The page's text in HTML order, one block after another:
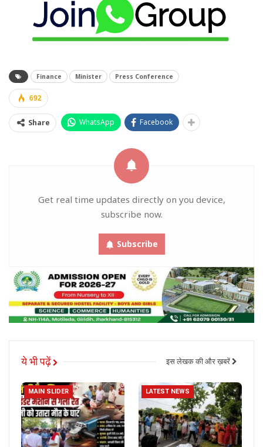
Finance Minister Press Conference
692
Share WhatsApp Facebook
Get real time updates directly on you device,
subscribe now.
Subscribe
ये भी पढ़ें इस लेखक की और ख़बरें
MAIN SLIDER LATEST NEWS